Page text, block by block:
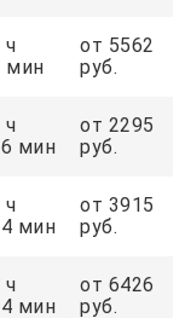
ч
мин
от 5562
руб.
ч
мин
от 2295
руб.
ч
мин
от 3915
руб.
ч
мин
от 6426
руб.